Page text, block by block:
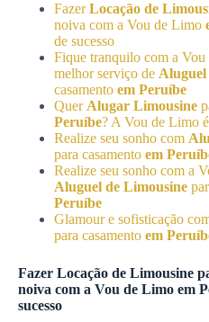
FazerLocação de
noiva com a Vou de Limo
de sucesso
Fique tranquilo com a
melhor serviço de Aluguel
casamento em Peruíbe
Quer Alugar Limousine
Peruíbe? A Vou de Limo
Realize seu sonho com
para casamento em
Realize seu sonho com a
Aluguel de Limousine
Peruíbe
Glamour e sofisticação
para casamento em
Fazer Locação de Limousine
noiva com a Vou de Limo em
sucesso